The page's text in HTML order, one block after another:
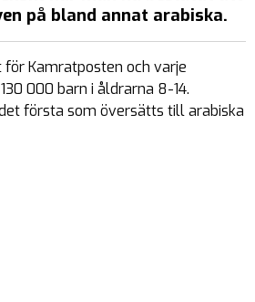
på bland annat arabiska.
Kamratposten och varje
000 barn i åldrarna 8-14.
första som översätts till arabiska